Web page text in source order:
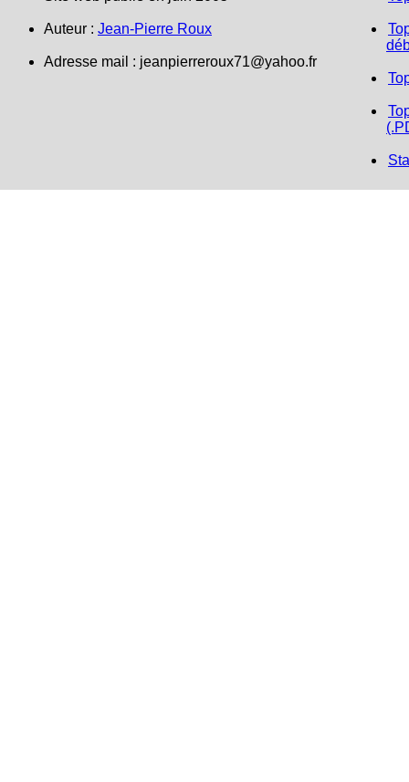
Auteur : Jean-Pierre Roux
Adresse mail : jeanpierreroux71@yahoo.fr